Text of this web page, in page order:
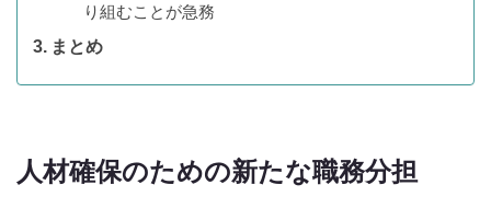
り組むことが急務
まとめ
人材確保のための新たな職務分担